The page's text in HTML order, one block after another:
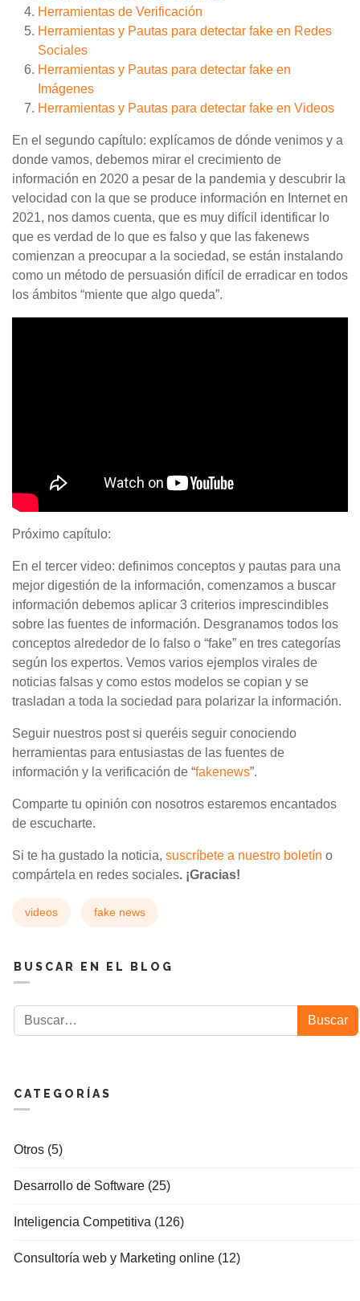
Herramientas de Verificación
Herramientas y Pautas para detectar fake en Redes
Sociales
Herramientas y Pautas para detectar fake en
Imágenes
Herramientas y Pautas para detectar fake en Videos
En el segundo capítulo: explícamos de dónde venimos y a
donde vamos, debemos mirar el crecimiento de
información en 2020 a pesar de la pandemia y descubrir la
velocidad con la que se produce información en Internet en
2021, nos damos cuenta, que es muy difícil identificar lo
que es verdad de lo que es falso y que las fakenews
comienzan a preocupar a la sociedad, se están instalando
como un método de persuasión difícil de erradicar en todos
los ámbitos “miente que algo queda”.
Próximo capítulo:
En el tercer video: definimos conceptos y pautas para una
mejor digestión de la información, comenzamos a buscar
información debemos aplicar 3 criterios imprescindibles
sobre las fuentes de información. Desgranamos todos los
conceptos alrededor de lo falso o “fake” en tres categorías
según los expertos. Vemos varios ejemplos virales de
noticias falsas y como estos modelos se copian y se
trasladan a toda la sociedad para polarizar la información.
Seguir nuestros post si queréis seguir conociendo
herramientas para entusiastas de las fuentes de
información y la verificación de “fakenews”.
Comparte tu opinión con nosotros estaremos encantados
de escucharte.
Si te ha gustado la noticia, suscríbete a nuestro boletín o
compártela en redes sociales. ¡Gracias!
videos fake news
BUSCAR EN EL BLOG
Buscar Buscar
CATEGORÍAS
Otros (5)
Desarrollo de Software (25)
Inteligencia Competitiva (126)
Consultoría web y Marketing online (12)